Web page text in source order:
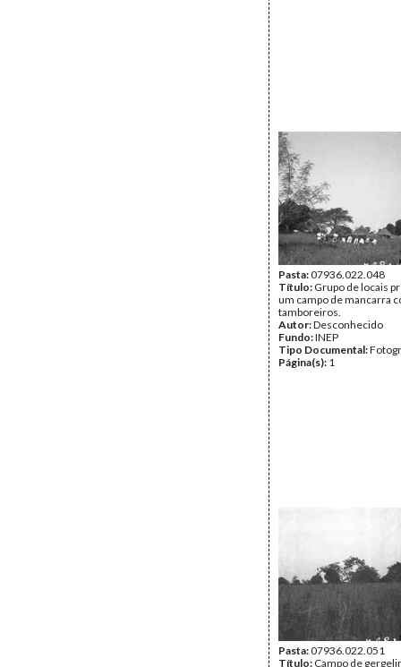
Pasta:07936.022.048
Título: Grupo de locais
um campo de mancarra
tamboreiros.
Autor:Desconhecido
Fundo:INEP
Tipo Documental:
Página(s): 1
Pasta:07936.022.051
Título: Campo de